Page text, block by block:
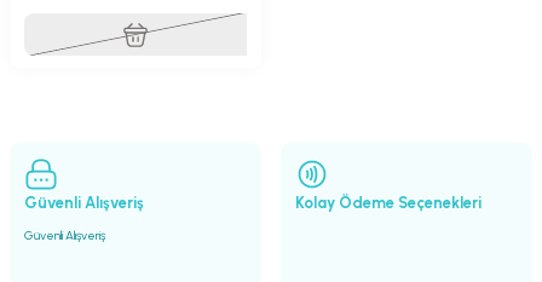
Güvenli Alışveriş
Güvenli Alışveriş
Kolay Ödeme Seçenekleri